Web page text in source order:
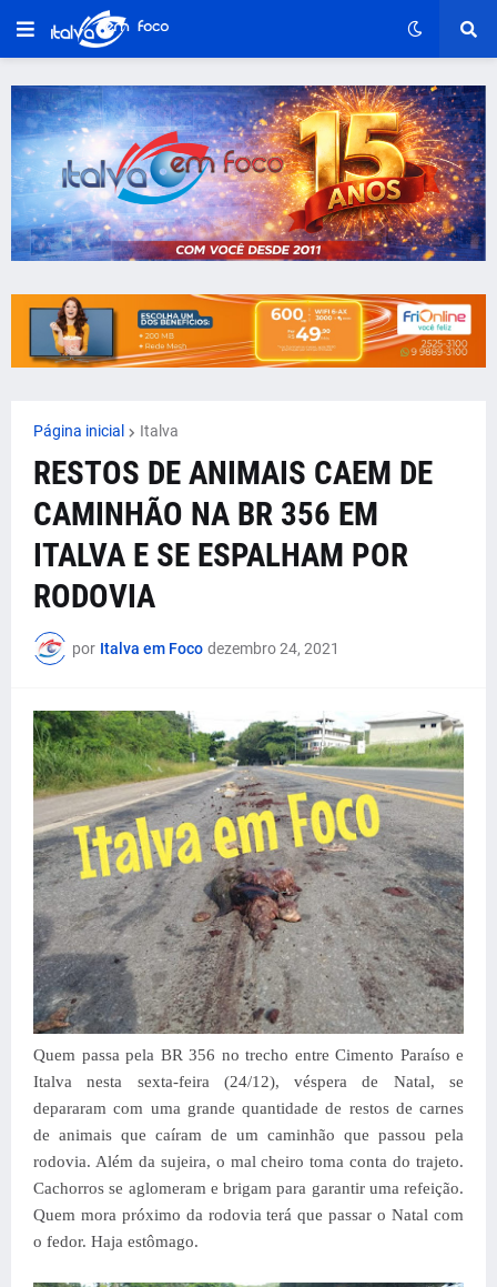
Página inicial Italva
RESTOS DE ANIMAIS CAEM DE
CAMINHÃO NA BR 356 EM
ITALVA E SE ESPALHAM POR
RODOVIA
por Italva em Foco dezembro 24, 2021
Quem passa pela BR 356 no trecho entre Cimento Paraíso e
Italva nesta sexta-feira (24/12), véspera de Natal, se
depararam com uma grande quantidade de restos de carnes
de animais que caíram de um caminhão que passou pela
rodovia. Além da sujeira, o mal cheiro toma conta do trajeto.
Cachorros se aglomeram e brigam para garantir uma refeição.
Quem mora próximo da rodovia terá que passar o Natal com
o fedor. Haja estômago.